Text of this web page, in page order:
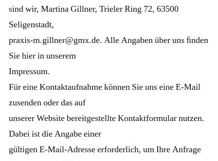
sind wir, Martina Gillner, Trieler Ring 72, 63500
Seligenstadt,
praxis-m.gillner@gmx.de. Alle Angaben über uns ﬁnden
Sie hier in unserem
Impressum.
Für eine Kontaktaufnahme können Sie uns eine E-Mail
zusenden oder das auf
unserer Website bereitgestellte Kontaktformular nutzen.
Dabei ist die Angabe einer
gültigen E-Mail-Adresse erforderlich, um Ihre Anfrage